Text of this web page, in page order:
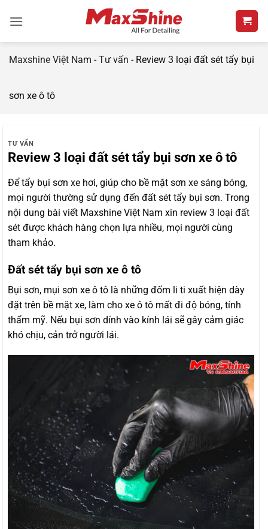
qua
Maxshine Việt Nam -Tư vấn - Review 3 loại đất sét tẩy bụi
sơn xe ô tô
TƯ VẤN
Review 3 loại đất sét tẩy bụi sơn xe ô tô
Để tẩy bụi sơn xe hơi, giúp cho bề mặt sơn xe sáng bóng,
mọi người thường sử dụng đến đất sét tẩy bụi sơn. Trong
nội dung bài viết Maxshine Việt Nam xin review 3 loại đất
sét được khách hàng chọn lựa nhiều, mọi người cùng
tham khảo.
Đất sét tẩy bụi sơn xe ô tô
Bụi sơn, mụi sơn xe ô tô là những đốm li ti xuất hiện dày
đặt trên bề mặt xe, làm cho xe ô tô mất đi độ bóng, tính
thẩm mỹ. Nếu bụi sơn dính vào kính lái sẽ gây cảm giác
khó chịu, cản trở người lái.